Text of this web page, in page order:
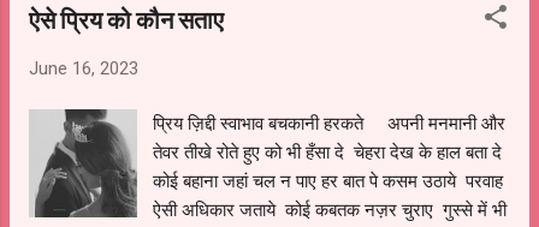
तेरे सुभू शाम करते है
ऐसे प्रिय को कौन सताए
June 16, 2023
प्रिय ज़िद्दी स्वाभाव बचकानी हरकते अपनी मनमानी और
तेवर तीखे रोते हुए को भी हँसा दे चेहरा देख के हाल बता दे
कोई बहाना जहां चल न पाए हर बात पे कसम उठाये परवाह
ऐसी अधिकार जताये कोई कबतक नज़र चुराए गुस्से में भी